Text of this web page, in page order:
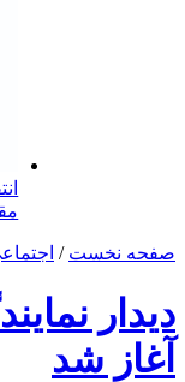
صفحه نخست /
دیدار
آغاز شد